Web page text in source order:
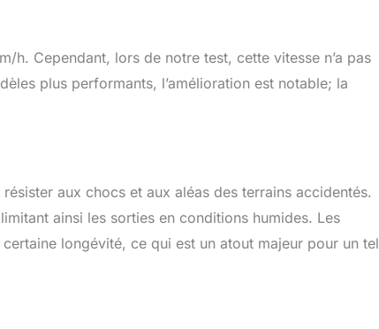
V 1500 mAh qui vous offrent une autonomie
La coque de la voiture sur ce monster truck est
télécommandé étanche de niveau IPX4. Les
tensions de batterie. Le camion peut prendre les
directions et les petites flaques d'eau, mais ne
ce qui vous permet d'avoir une véritable expérience
passionnante. 2,4 GHz de commande sans
h. Cependant, lors de notre test, cette vitesse n’a pas
plus performants, l’amélioration est notable; la
aux chocs et aux aléas des terrains accidentés.
ainsi les sorties en conditions humides. Les
longévité, ce qui est un atout majeur pour un tel